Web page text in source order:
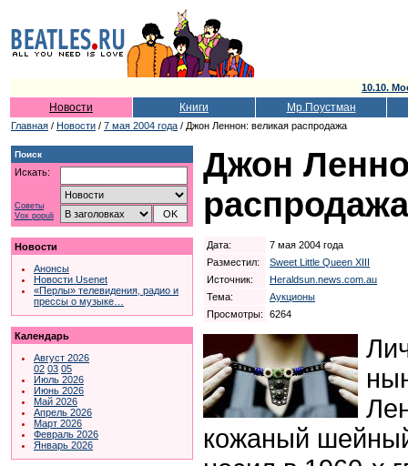
10.10.
Новости Книги Мр.Поустман
Главная / Новости / 7 мая 2004 года / Джон Леннон: великая распродажа
Поиск
Искать:
Советы
Vox populi
Новости
Анонсы
Новости Usenet
«Перлы» телевидения, радио и
прессы о музыке…
Календарь
Август 2026
02 03 05
Июль 2026
Июнь 2026
Май 2026
Апрель 2026
Март 2026
Февраль 2026
Январь 2026
Джон
распродажа
Дата:
7 мая 2004 года
Разместил:
Sweet Little Queen XIII
Источник:
Heraldsun.news.com.au
Тема:
Аукционы
Просмотры:
6264
кожаный